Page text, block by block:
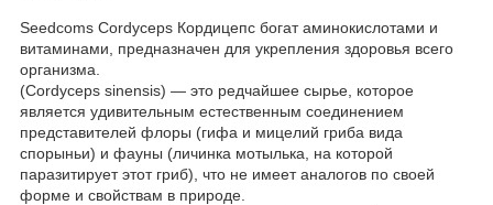
Seedcoms Cordyceps Кордицепс богат аминокислотами и
витаминами, предназначен для укрепления здоровья всего
организма.
(Cordyceps sinensis) — это редчайшее сырье, которое
является удивительным естественным соединением
представителей флоры (гифа и мицелий гриба вида
спорыньи) и фауны (личинка мотылька, на которой
паразитирует этот гриб), что не имеет аналогов по своей
форме и свойствам в природе.